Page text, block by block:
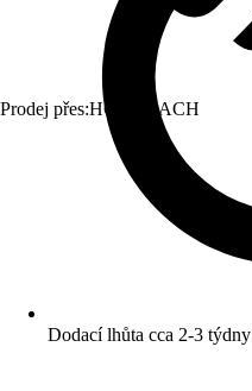
Prodej přes:HORNBACH
Dodací lhůta cca 2-3 týdny